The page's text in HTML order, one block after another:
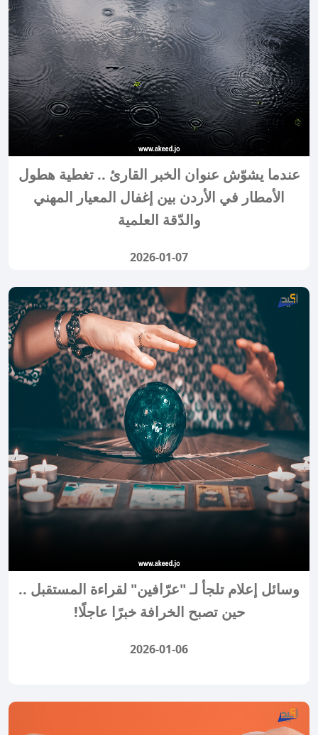
عندما يشوّش عنوان الخبر القارئ .. تغطية هطول
الأمطار في الأردن بين إغفال المعيار المهني
والدّقة العلمية
2026-01-07
وسائل إعلام تلجأ لـ "عرّافين" لقراءة المستقبل ..
حين تصبح الخرافة خبرًا عاجلًا!
2026-01-06